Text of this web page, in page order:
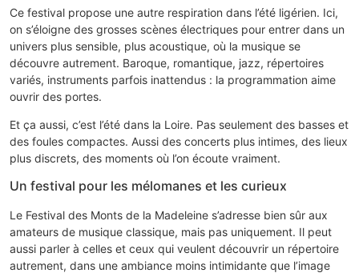
Ce festival propose une autre respiration dans l’été ligérien. Ici,
on s’éloigne des grosses scènes électriques pour entrer dans un
univers plus sensible, plus acoustique, où la musique se
découvre autrement. Baroque, romantique, jazz, répertoires
variés, instruments parfois inattendus : la programmation aime
ouvrir des portes.
Et ça aussi, c’est l’été dans la Loire. Pas seulement des basses et
des foules compactes. Aussi des concerts plus intimes, des lieux
plus discrets, des moments où l’on écoute vraiment.
Un festival pour les mélomanes et les curieux
Le Festival des Monts de la Madeleine s’adresse bien sûr aux
amateurs de musique classique, mais pas uniquement. Il peut
aussi parler à celles et ceux qui veulent découvrir un répertoire
autrement, dans une ambiance moins intimidante que l’image